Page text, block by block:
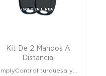
¡SOLO EN LÍNEA!
Kit De 2 Mandos A
Distancia
turquesa y